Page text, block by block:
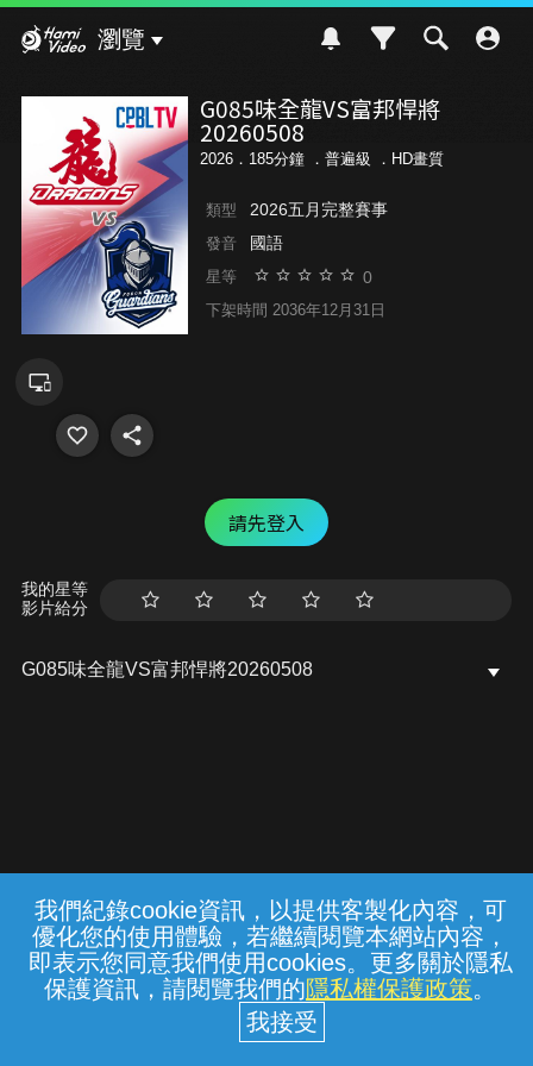
水域安全宣導勿至不明或標示禁止之水域戲
水， 遇雷雨、閃電、地震或山區烏雲密布
時， 請趕快上岸。內政部消防署關心您
我們紀錄cookie資訊，以提供客製化內容，可
優化您的使用體驗，若繼續閱覽本網站內容，
即表示您同意我們使用cookies。更多關於隱私
保護資訊，請閱覽我們的隱私權保護政策。
瀏覽
G085味全龍VS富邦悍將
20260508
2026．185分鐘 ． 普遍級 ．HD畫質
類型 2026五月完整賽事
發音 國語
星等 0
下架時間 2036年12月31日
請先登入
我的星等
影片給分
G085味全龍VS富邦悍將20260508
常見問題 線上客服 服務條款 隱私權保護
中華電信股份有限公司個人家庭分公司
(統一編號：96979949) © 2026
{{notifyMsg}}